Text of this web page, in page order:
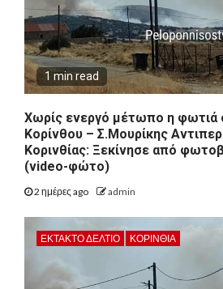
1 min read
Χωρίς ενεργό μέτωπο η φωτιά
Κορίνθου – Σ.Μουρίκης
Κορινθίας: Ξεκίνησε από
(video-φώτο)
2 ημέρες ago admin
ΕΚΤΑΚΤΟ ΔΕΛΤΙΟ ΚΟΡΙΝΘΊΑ